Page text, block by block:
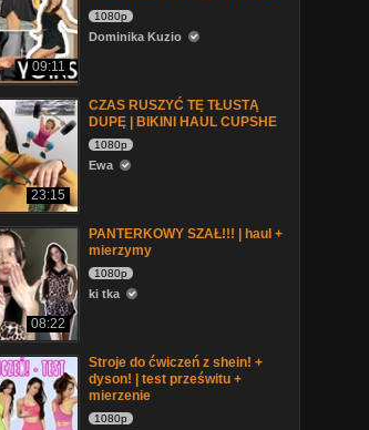
09:11
1080p
Dominika Kuzio
23:15
CZAS RUSZYĆ TĘ TŁUSTĄ
DUPĘ | BIKINI HAUL CUPSHE
1080p
Ewa
08:22
PANTERKOWY SZAŁ!!! | haul +
mierzymy
1080p
ki tka
Stroje do ćwiczeń z shein! +
dyson! | test prześwitu +
mierzenie
1080p